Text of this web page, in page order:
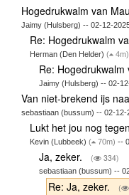
Hogedrukwalm van
Jaimy (Hulsberg) -- 02-12-
Re: Hogedrukwalm
Herman (Den Helder)( 4m)
Re:
Jaimy (Hulsberg) -- 02-
Van niet-brekend ijs
sebastiaan (bussum) -- 02-12-
Lukt het jou nog
Kevin (Lubbeek)( 70m) --
Ja, zeker. ( 334)
sebastiaan (bussum) --
Re: Ja, zeker. (